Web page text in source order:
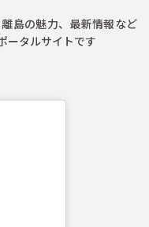
島の魅力、最新情報など
ータルサイトです